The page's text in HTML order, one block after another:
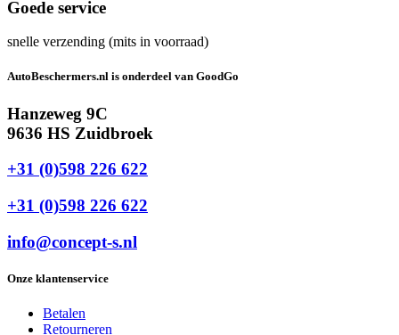
Goede service
snelle verzending (mits in voorraad)
AutoBeschermers.nl is onderdeel van GoodGo
Hanzeweg 9C
9636 HS Zuidbroek
+31 (0)598 226 622
+31 (0)598 226 622
info@concept-s.nl
Onze klantenservice
Betalen
Retourneren